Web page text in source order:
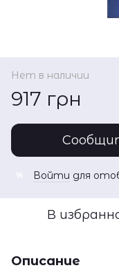
Нет в наличии
917 грн
Войти для
В
Описание